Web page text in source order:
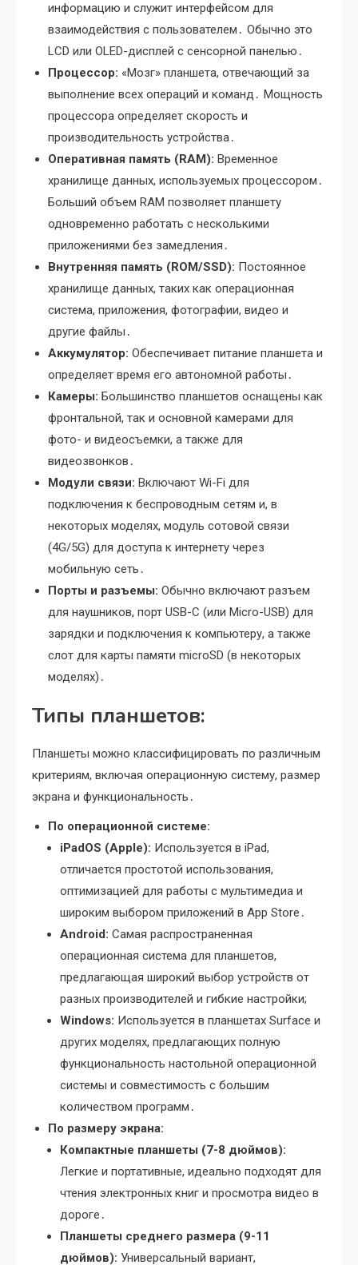
информацию и служит интерфейсом для
взаимодействия с пользователем․ Обычно это
LCD или OLED-дисплей с сенсорной панелью․
Процессор: «Мозг» планшета, отвечающий за
выполнение всех операций и команд․ Мощность
процессора определяет скорость и
производительность устройства․
Оперативная память (RAM): Временное
хранилище данных, используемых процессором․
Больший объем RAM позволяет планшету
одновременно работать с несколькими
приложениями без замедления․
Внутренняя память (ROM/SSD): Постоянное
хранилище данных, таких как операционная
система, приложения, фотографии, видео и
другие файлы․
Аккумулятор: Обеспечивает питание планшета и
определяет время его автономной работы․
Камеры: Большинство планшетов оснащены как
фронтальной, так и основной камерами для
фото- и видеосъемки, а также для
видеозвонков․
Модули связи: Включают Wi-Fi для
подключения к беспроводным сетям и, в
некоторых моделях, модуль сотовой связи
(4G/5G) для доступа к интернету через
мобильную сеть․
Порты и разъемы: Обычно включают разъем
для наушников, порт USB-C (или Micro-USB) для
зарядки и подключения к компьютеру, а также
слот для карты памяти microSD (в некоторых
моделях)․
Типы планшетов:
Планшеты можно классифицировать по различным
критериям, включая операционную систему, размер
экрана и функциональность․
По операционной системе:
iPadOS (Apple): Используется в iPad,
отличается простотой использования,
оптимизацией для работы с мультимедиа и
широким выбором приложений в App Store․
Android: Самая распространенная
операционная система для планшетов,
предлагающая широкий выбор устройств от
разных производителей и гибкие настройки;
Windows: Используется в планшетах Surface и
других моделях, предлагающих полную
функциональность настольной операционной
системы и совместимость с большим
количеством программ․
По размеру экрана:
Компактные планшеты (7-8 дюймов):
Легкие и портативные, идеально подходят для
чтения электронных книг и просмотра видео в
дороге․
Планшеты среднего размера (9-11
дюймов): Универсальный вариант,